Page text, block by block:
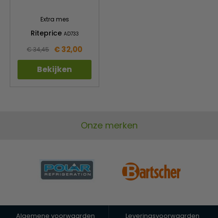
Extra mes
Riteprice AD733
€ 34,45 € 32,00
Bekijken
Onze merken
Algemene voorwaarden Leveringsvoorwaarden